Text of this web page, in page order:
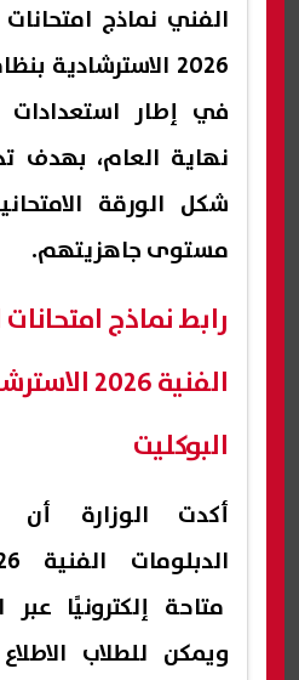
الفني نماذج
2026 الاسترشادية
في إطار استعدادات
نهاية العام، بهدف
شكل الورقة
مستوى جاهزيتهم.
رابط نماذج
الفنية
البوكليت
أكدت الوزارة أن
متاحة إلكترونيًا
ويمكن للطلاب